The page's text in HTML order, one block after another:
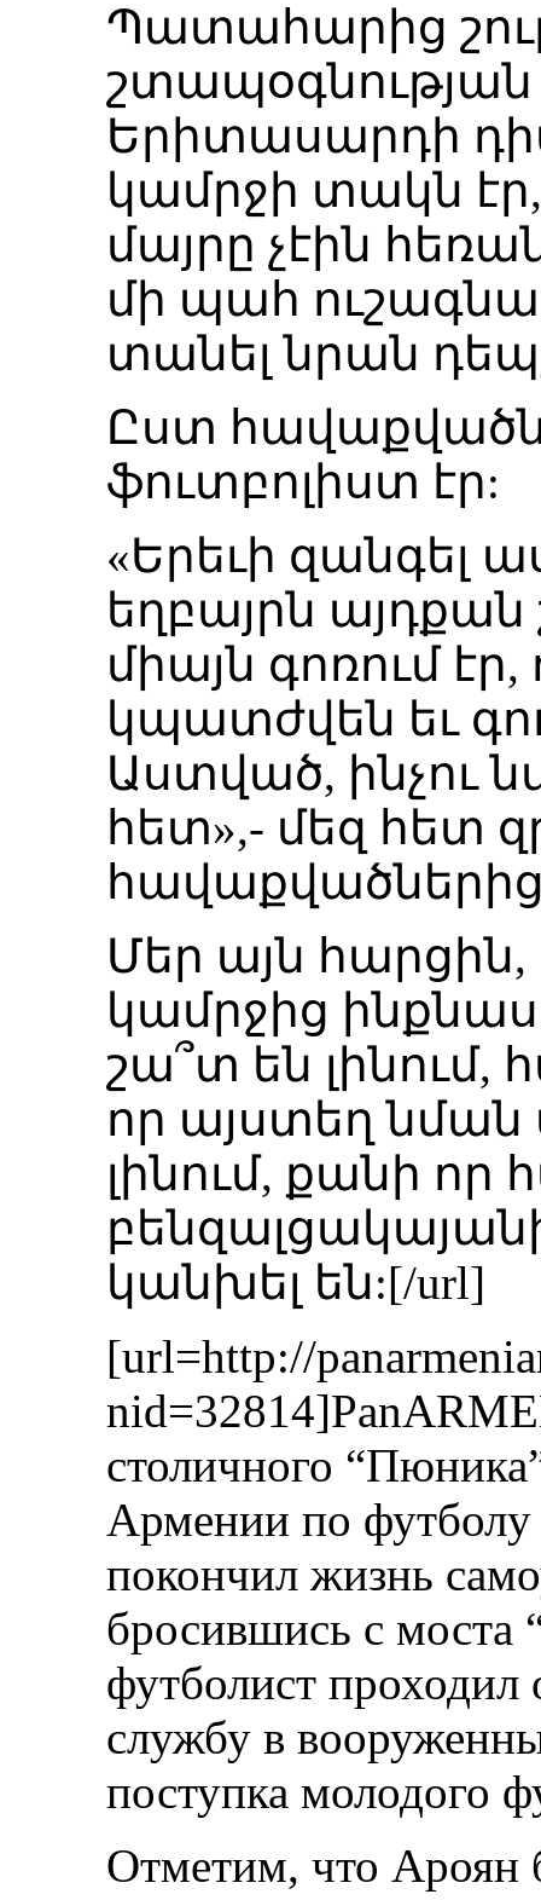
Պատահարից
Երիտասարդի
կամրջի տակն
մայրը չէին
մի պահ
տանել նրան
Ըստ
ֆուտբոլիստ էր:
«Երեւի զանգել
եղբայրն
միայն գոռում
կպատժվեն եւ
Աստված, ինչու
հետ»,- մեզ հետ
Մեր այն հարցին,
կամրջից
շա՞տ են լինում,
որ այստեղ
լինում, քանի որ
կանխել են:[/url]
[url=http://
столичного
Армении по
покончил жизнь
бросившись с моста
футболист
службу в
поступка молодого
Отметим, что Ароян